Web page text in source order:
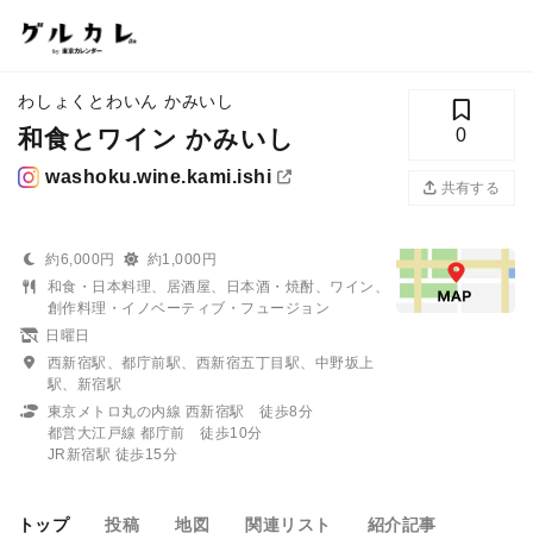
わしょくとわいん かみいし
和食とワイン かみいし
washoku.wine.kami.ishi
0
共有する
約6,000円
約1,000円
和食・日本料理、居酒屋、日本酒・焼酎、ワイン、
創作料理・イノベーティブ・フュージョン
日曜日
西新宿駅、都庁前駅、西新宿五丁目駅、中野坂上
駅、新宿駅
東京メトロ丸の内線 西新宿駅 徒歩8分
都営大江戸線 都庁前 徒歩10分
JR新宿駅 徒歩15分
トップ 投稿 地図 関連リスト 紹介記事